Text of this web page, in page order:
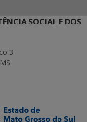
SOCIAL E DOS
3